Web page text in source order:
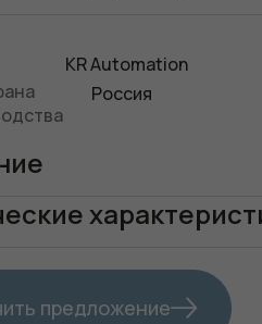
KR Automation
Россия
предложение